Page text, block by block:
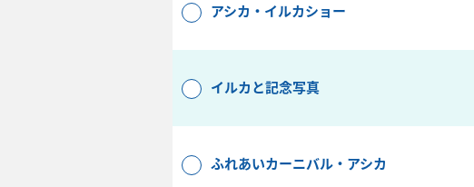
アシカ・イルカショー
イルカと記念写真
ふれあいカーニバル・アシカ